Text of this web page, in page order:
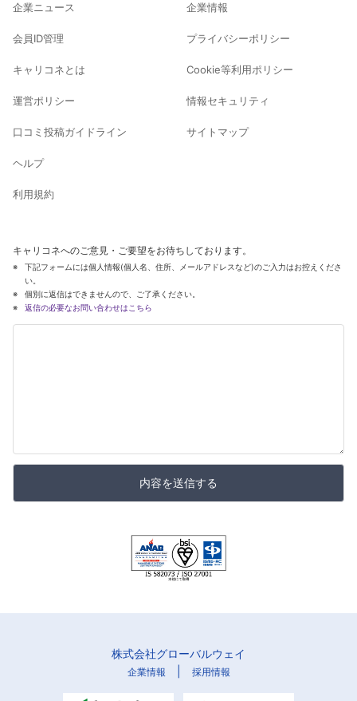
企業ニュース
会員ID管理
キャリコネとは
運営ポリシー
口コミ投稿ガイドライン
ヘルプ
利用規約
企業情報
プライバシーポリシー
Cookie等利用ポリシー
情報セキュリティ
サイトマップ
キャリコネへのご意見・ご要望をお待ちしております。
下記フォームには個人情報(個人名、住所、メールアドレスなど)のご入力はお控えくださ
い。
個別に返信はできませんので、ご了承ください。
返信の必要なお問い合わせはこちら
内容を送信する
株式会社グローバルウェイ
企業情報 採用情報